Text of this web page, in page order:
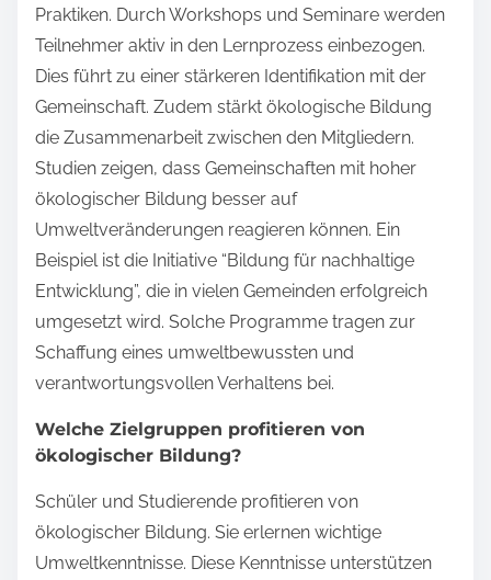
Praktiken. Durch Workshops und Seminare werden
Teilnehmer aktiv in den Lernprozess einbezogen.
Dies führt zu einer stärkeren Identifikation mit der
Gemeinschaft. Zudem stärkt ökologische Bildung
die Zusammenarbeit zwischen den Mitgliedern.
Studien zeigen, dass Gemeinschaften mit hoher
ökologischer Bildung besser auf
Umweltveränderungen reagieren können. Ein
Beispiel ist die Initiative “Bildung für nachhaltige
Entwicklung”, die in vielen Gemeinden erfolgreich
umgesetzt wird. Solche Programme tragen zur
Schaffung eines umweltbewussten und
verantwortungsvollen Verhaltens bei.
Welche Zielgruppen profitieren von
ökologischer Bildung?
Schüler und Studierende profitieren von
ökologischer Bildung. Sie erlernen wichtige
Umweltkenntnisse. Diese Kenntnisse unterstützen